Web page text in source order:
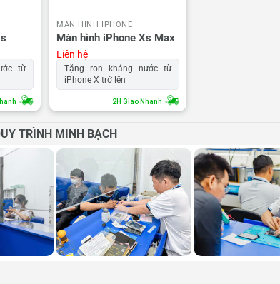
từ
MÀN HÌNH IPHONE
Màn hình iPhone Xs Max
Liên hệ
Tặng ron kháng nước từ
iPhone X trở lên
2H Giao Nhanh
TRÌNH MINH BẠCH